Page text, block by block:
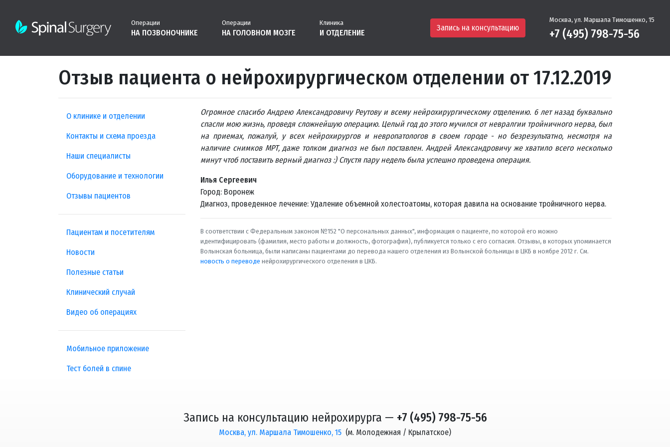
Операции
НА ПОЗВОНОЧНИКЕ
Операции
НА ГОЛОВНОМ МОЗГЕ
Клиника
И ОТДЕЛЕНИЕ
Запись на консультацию
Москва, ул. Маршала Тимошенко, 15
+7 (495) 798-75-56
Отзыв пациента о нейрохирургическом отделении от 17.12.2019
О клинике и отделении
Контакты и схема проезда
Наши специалисты
Оборудование и технологии
Отзывы пациентов
Пациентам и посетителям
Новости
Полезные статьи
Клинический случай
Видео об операциях
Мобильное приложение
Тест болей в спине
Огромное спасибо Андрею Александровичу Реутову и всему нейрохирургическому отделению. 6 лет назад буквально
спасли мою жизнь, проведя сложнейшую операцию. Целый год до этого мучился от невралгии тройничного нерва, был
на приемах, пожалуй, у всех нейрохирургов и невропатологов в своем городе - но безрезультатно, несмотря на
наличие снимков МРТ, даже толком диагноз не был поставлен. Андрей Александровичу же хватило всего несколько
минут чтоб поставить верный диагноз :) Спустя пару недель была успешно проведена операция.
Илья Сергеевич
Город: Воронеж
Диагноз, проведенное лечение: Удаление объемной холестоатомы, которая давила на основание тройничного нерва.
В соответствии с Федеральным законом №152 "О персональных данных", информация о пациенте, по которой его можно
идентифицировать (фамилия, место работы и должность, фотография), публикуется только с его согласия. Отзывы, в которых упоминается
Волынская больница, были написаны пациентами до перевода нашего отделения из Волынской больницы в ЦКБ в ноябре 2012 г. См.
новость о переводе нейрохирургического отделения в ЦКБ.
Запись на консультацию нейрохирурга — +7 (495) 798-75-56
Москва, ул. Маршала Тимошенко, 15 (м. Молодежная / Крылатское)